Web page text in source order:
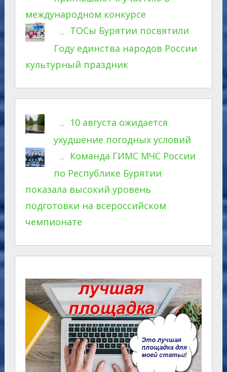
международном конкурсе
ТОСы Бурятии посвятили
Году единства народов России
культурный праздник
10 августа ожидается
ухудшение погодных условий
Команда ГИМС МЧС России
по Республике Бурятии
показала высокий уровень
подготовки на всероссийском
чемпионате